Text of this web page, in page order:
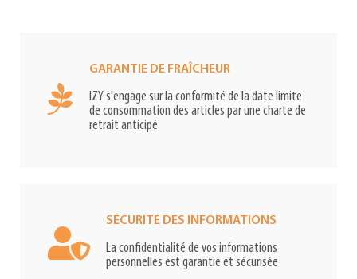
GARANTIE DE FRAÎCHEUR
IZY s'engage sur la conformité de la date limite
de consommation des articles par une charte de
retrait anticipé
SÉCURITÉ DES INFORMATIONS
La confidentialité de vos informations
personnelles est garantie et sécurisée